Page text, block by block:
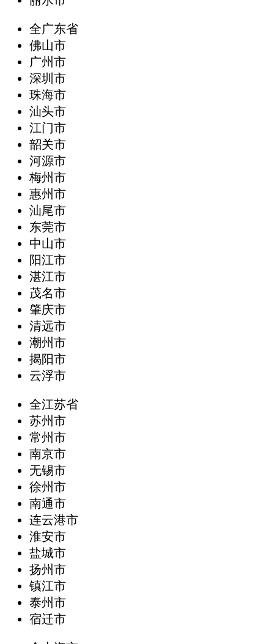
全广东省
‌佛山市
广州市
深圳市
珠海市
汕头市
江门市
韶关市
河源市
梅州市
惠州市
汕尾市
东莞市
中山市
阳江市
湛江市
茂名市
肇庆市
清远市
潮州市
揭阳市
云浮市
全江苏省
苏州市
常州市
南京市
无锡市
徐州市
南通市
连云港市
淮安市
盐城市
扬州市
镇江市
泰州市
宿迁市